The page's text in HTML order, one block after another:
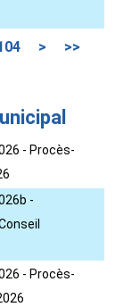
> >>
- Procès-
-
- Procès-